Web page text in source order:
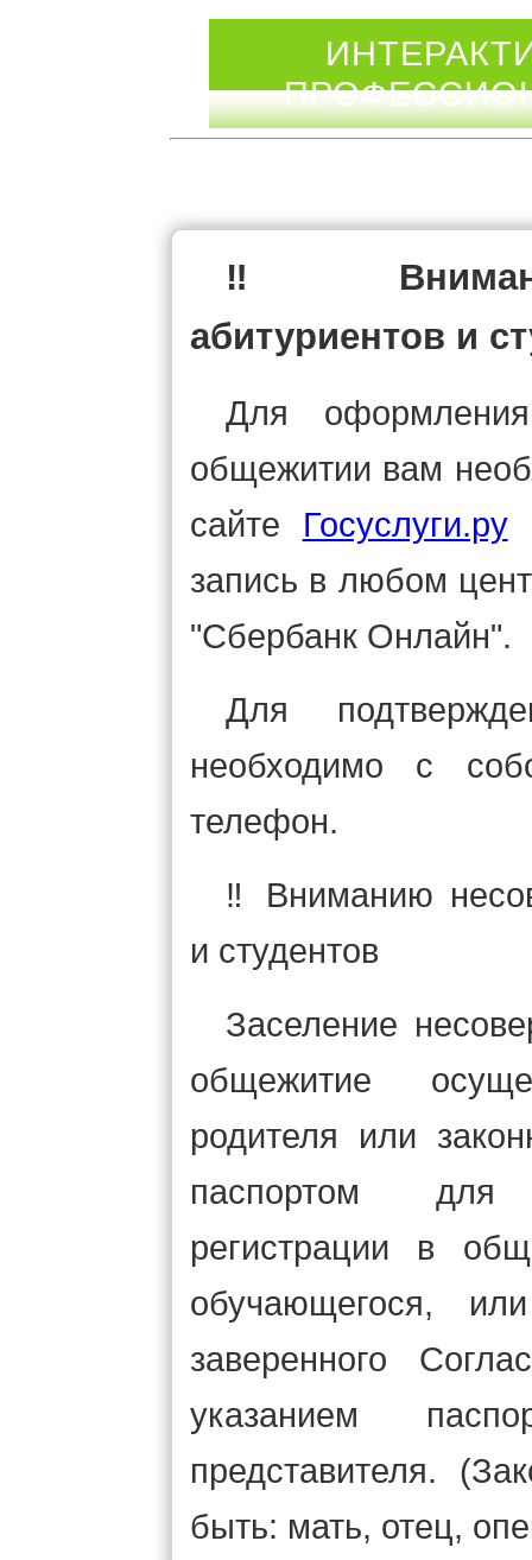
‼
абитуриентов и
Для
общежитии вам
сайте Госуслуги.ру
запись в любом
"Сбербанк Онлайн".
Для
необходимо с
телефон.
‼ Вниманию
и студентов
Заселение
общежитие
родителя или
паспортом для
регистрации в
обучающегося,
заверенного
указанием
представителя.
быть: мать, отец,